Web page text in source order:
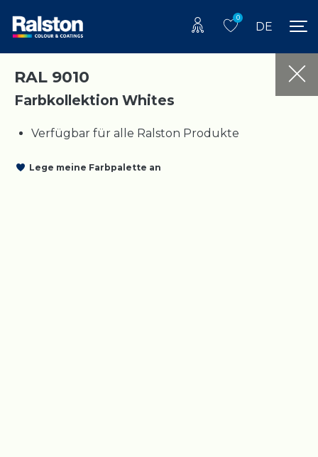
0
DE
RAL 9010
Farbkollektion Whites
Verfügbar für alle Ralston Produkte
Lege meine Farbpalette an